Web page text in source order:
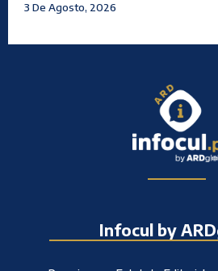
3 De Agosto, 2026
Infocul by